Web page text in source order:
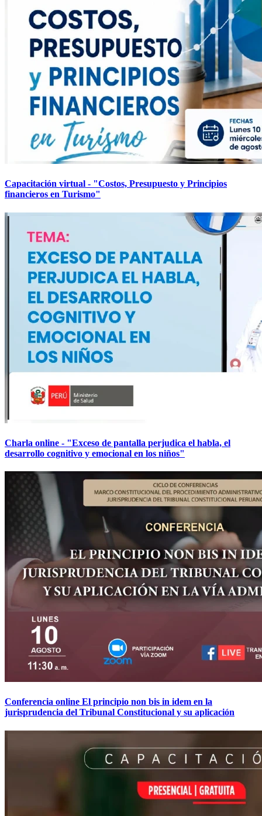
Capacitación virtual - "Costos, Presupuesto y Principios
financieros en Turismo"
Charla online - "Exceso de pantalla perjudica el habla, el
desarrollo cognitivo y emocional en los niños"
Conferencia online El principio non bis in idem en la
jurisprudencia del Tribunal Constitucional y su aplicación